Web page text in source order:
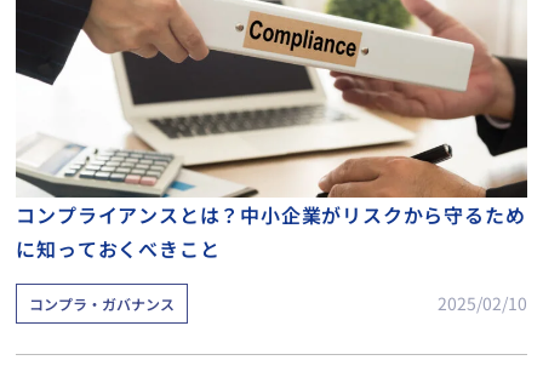
コンプライアンスとは？中小企業がリスクから守るため
に知っておくべきこと
コンプラ・ガバナンス 2025/02/10